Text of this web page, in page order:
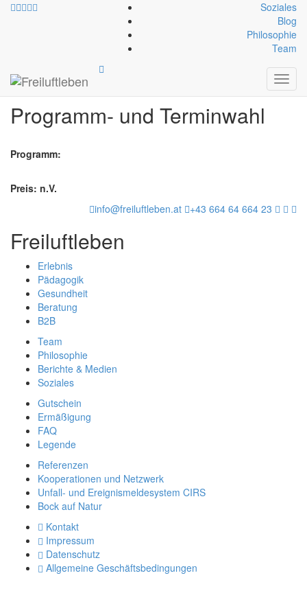
Soziales
Blog
Philosophie
Team
Anmeldung
Programm- und Terminwahl
Programm:
Preis: n.V.
info@freiluftleben.at
+43 664 64 664 23
Freiluftleben
Erlebnis
Pädagogik
Gesundheit
Beratung
B2B
Team
Philosophie
Berichte & Medien
Soziales
Gutschein
Ermäßigung
FAQ
Legende
Referenzen
Kooperationen und Netzwerk
Unfall- und Ereignismeldesystem CIRS
Bock auf Natur
Kontakt
Impressum
Datenschutz
Allgemeine Geschäftsbedingungen